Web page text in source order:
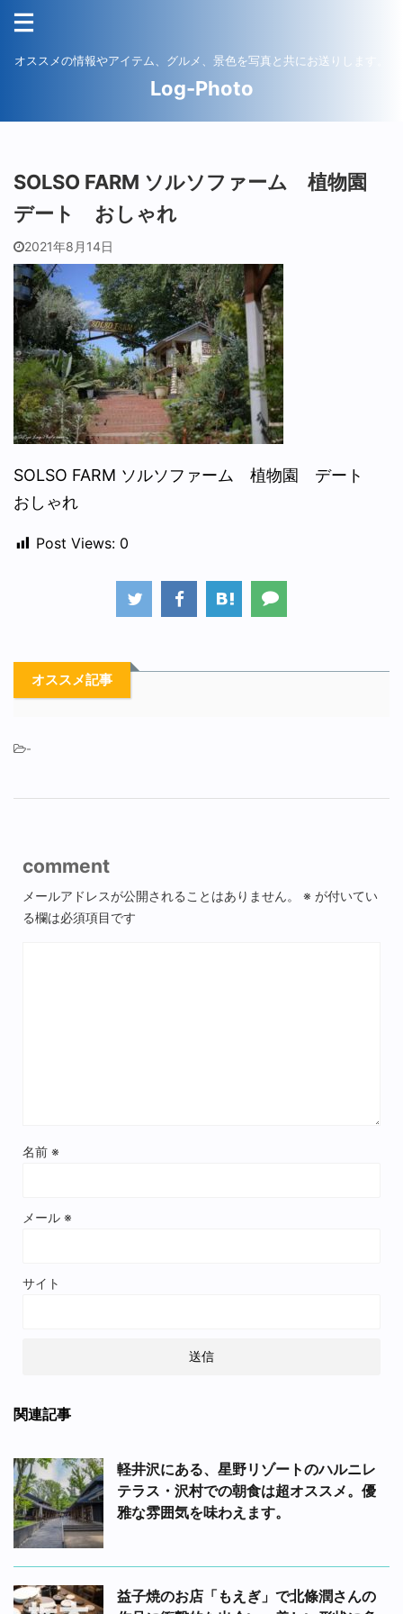
オススメの情報やアイテム、グルメ、景色を写真と共にお送りします。
Log-Photo
SOLSO FARM ソルソファーム 植物園
デート おしゃれ
2021年8月14日
SOLSO FARM ソルソファーム 植物園 デート
おしゃれ
Post Views: 0
オススメ記事
-
comment
メールアドレスが公開されることはありません。 ※ が付いてい
る欄は必須項目です
名前 ※
メール ※
サイト
関連記事
軽井沢にある、星野リゾートのハルニレ
テラス・沢村での朝食は超オススメ。優
雅な雰囲気を味わえます。
益子焼のお店「もえぎ」で北條潤さんの